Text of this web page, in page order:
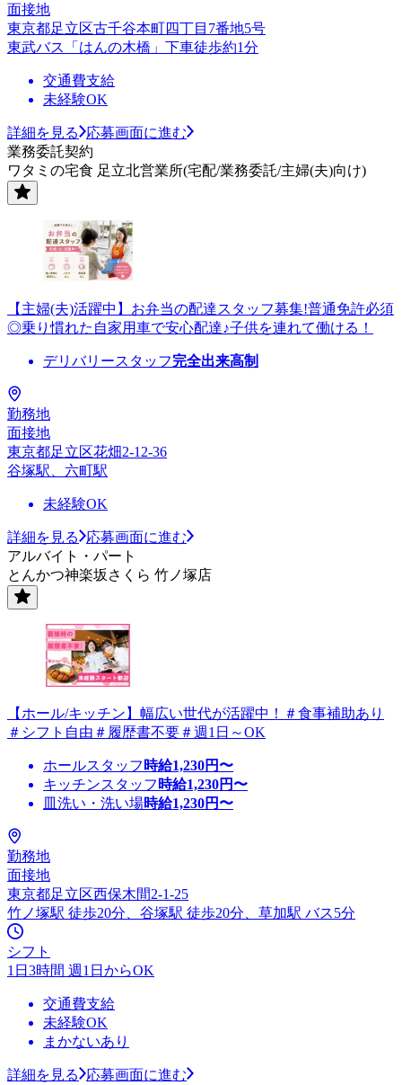
面接地
東京都足立区古千谷本町四丁目7番地5号
東武バス「はんの木橋」下車徒歩約1分
交通費支給
未経験OK
詳細を見る
応募画面に進む
業務委託契約
ワタミの宅食 足立北営業所(宅配/業務委託/主婦(夫)向け)
【主婦(夫)活躍中】お弁当の配達スタッフ募集!普通免許必須
◎乗り慣れた自家用車で安心配達♪子供を連れて働ける！
デリバリースタッフ完全出来高制
勤務地
面接地
東京都足立区花畑2-12-36
谷塚駅、六町駅
未経験OK
詳細を見る
応募画面に進む
アルバイト・パート
とんかつ神楽坂さくら 竹ノ塚店
【ホール/キッチン】幅広い世代が活躍中！＃食事補助あり
＃シフト自由＃履歴書不要＃週1日～OK
ホールスタッフ 時給1,230円〜
キッチンスタッフ 時給1,230円〜
皿洗い・洗い場時給1,230円〜
勤務地
面接地
東京都足立区西保木間2-1-25
竹ノ塚駅 徒歩20分、谷塚駅 徒歩20分、草加駅 バス5分
シフト
1日3時間 週1日からOK
交通費支給
未経験OK
まかないあり
詳細を見る
応募画面に進む